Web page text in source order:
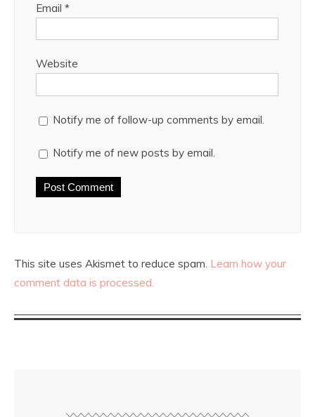
Email *
Website
Notify me of follow-up comments by email.
Notify me of new posts by email.
This site uses Akismet to reduce spam. Learn how your
comment data is processed.